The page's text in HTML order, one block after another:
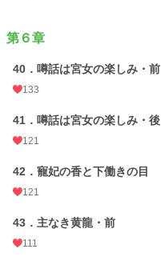
第６章
40．噂話は宮女の楽しみ・前
133
41．噂話は宮女の楽しみ・後
121
42．寵妃の香と下働きの目
121
43．主なき黄龍・前
111